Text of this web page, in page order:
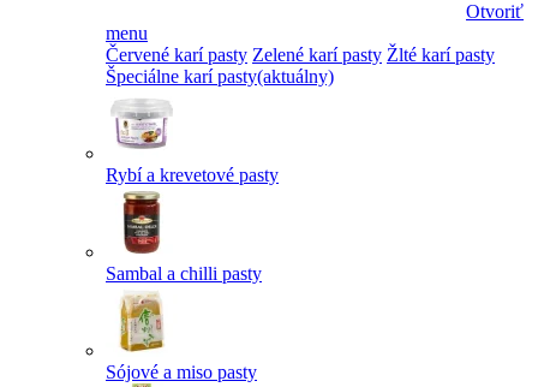
Otvoriť
menu
Červené karí pasty Zelené karí pasty Žlté karí pasty
Špeciálne karí pasty(aktuálny)
Rybí a krevetové pasty
Sambal a chilli pasty
Sójové a miso pasty